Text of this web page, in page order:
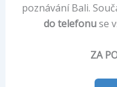
poznávání Bali.
do telefonuse
ZA